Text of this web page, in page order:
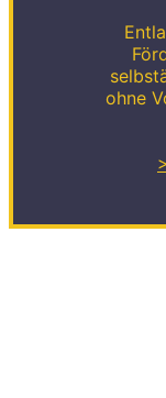
ohne